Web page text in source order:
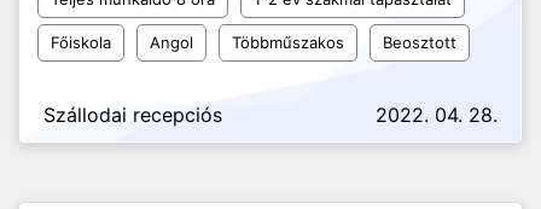
Főiskola Angol Többműszakos Beosztott
Szállodai recepciós 2022. 04. 28.